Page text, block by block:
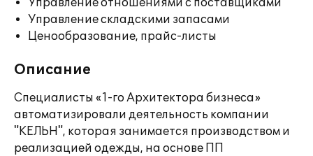
Управление отношениями с поставщиками
Управление складскими запасами
Ценообразование, прайс-листы
Описание
Специалисты «1-го Архитектора бизнеса»
автоматизировали деятельность компании
"КЕЛЬН", которая занимается производством и
реализацией одежды, на основе ПП